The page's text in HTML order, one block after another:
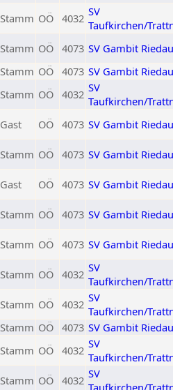
Stamm OÖ 4032 SV
Taufkirchen/
Stamm OÖ 4073 SV Gambit Riedau
Stamm OÖ 4073 SV Gambit Riedau
Stamm OÖ 4032 SV
Taufkirchen/
Gast OÖ 4073 SV Gambit Riedau
Stamm OÖ 4073 SV Gambit Riedau
Gast OÖ 4073 SV Gambit Riedau
Stamm OÖ 4073 SV Gambit Riedau
Stamm OÖ 4073 SV Gambit Riedau
Stamm OÖ 4032 SV
Taufkirchen/
Stamm OÖ 4032 SV
Taufkirchen/
Stamm OÖ 4073 SV Gambit Riedau
Stamm OÖ 4032 SV
Taufkirchen/
Stamm OÖ 4032 SV
Taufkirchen/